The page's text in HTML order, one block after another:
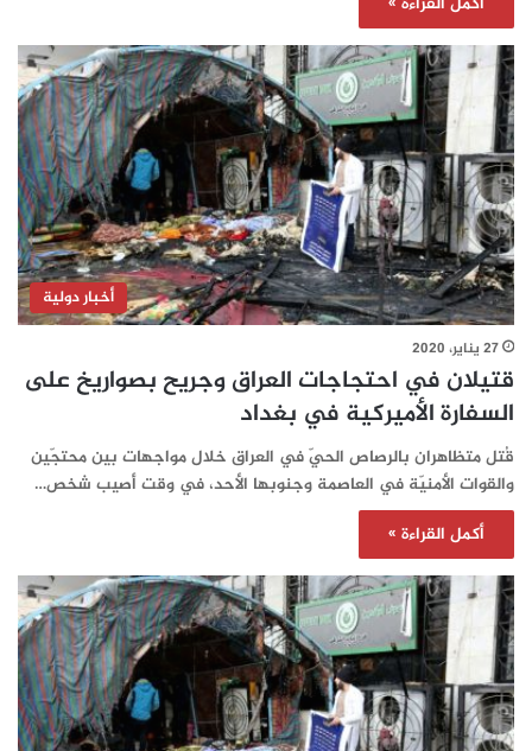
أخبار دولية
27 يناير، 2020
قتيلان في احتجاجات العراق وجريح بصواريخ على
السفارة الأميركية في بغداد
قُتل متظاهران بالرصاص الحيّ في العراق خلال مواجهات بين محتجّين
والقوات الأمنيّة في العاصمة وجنوبها الأحد، في وقت أصيب شخص…
أكمل القراءة »